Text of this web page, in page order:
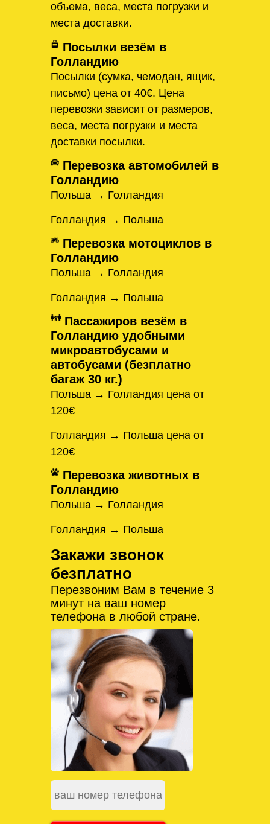
объема, веса, места погрузки и
места доставки.
Посылки везём в
Голландию
Посылки (сумка, чемодан, ящик,
письмо) цена от 40€. Цена
перевозки зависит от размеров,
веса, места погрузки и места
доставки посылки.
Перевозка автомобилей в
Голландию
Польша → Голландия
Голландия → Польша
Перевозка мотоциклов в
Голландию
Польша → Голландия
Голландия → Польша
Пассажиров везём в
Голландию удобными
микроавтобусами и
автобусами (безплатно
багаж 30 кг.)
Польша → Голландия цена от
120€
Голландия → Польша цена от
120€
Перевозка животных в
Голландию
Польша → Голландия
Голландия → Польша
Закажи звонок
безплатно
Перезвоним Вам в течение 3
минут на ваш номер
телефона в любой стране.